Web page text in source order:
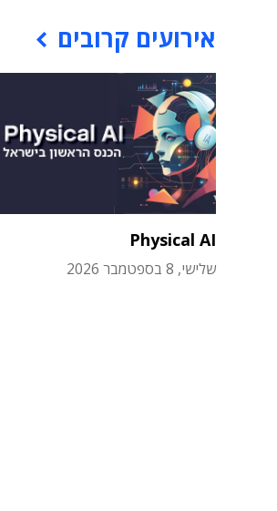
אירועים קרובים
Physical AI
שלישי, 8 בספטמבר 2026